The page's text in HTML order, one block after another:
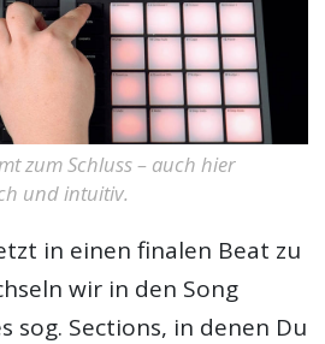
zum Schluss – auch hier
und intuitiv.
in einen finalen Beat zu
wir in den Song
sog. Sections, in denen Du